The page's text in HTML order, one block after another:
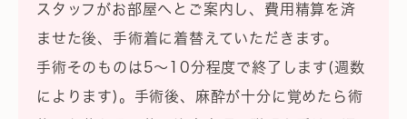
スタッフがお部屋へとご案内し、費用精算を済
ませた後、手術着に着替えていただきます。
手術そのものは5～10分程度で終了します(週数
によります)。手術後、麻酔が十分に覚めたら術